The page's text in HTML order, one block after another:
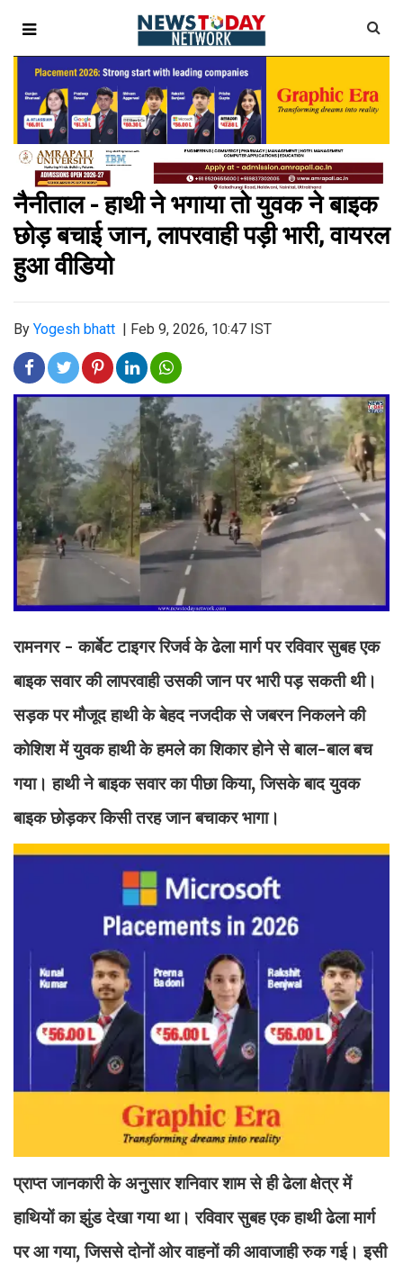
नैनीताल - हाथी ने भगाया तो युवक ने बाइक
छोड़ बचाई जान, लापरवाही पड़ी भारी, वायरल
हुआ वीडियो
By Yogesh bhatt Feb 9, 2026, 10:47 IST
रामनगर - कार्बेट टाइगर रिजर्व के ढेला मार्ग पर रविवार सुबह एक
बाइक सवार की लापरवाही उसकी जान पर भारी पड़ सकती थी।
सड़क पर मौजूद हाथी के बेहद नजदीक से जबरन निकलने की
कोशिश में युवक हाथी के हमले का शिकार होने से बाल-बाल बच
गया। हाथी ने बाइक सवार का पीछा किया, जिसके बाद युवक
बाइक छोड़कर किसी तरह जान बचाकर भागा।
प्राप्त जानकारी के अनुसार शनिवार शाम से ही ढेला क्षेत्र में
हाथियों का झुंड देखा गया था। रविवार सुबह एक हाथी ढेला मार्ग
पर आ गया, जिससे दोनों ओर वाहनों की आवाजाही रुक गई। इसी